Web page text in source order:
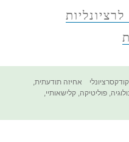
קודקסרציונלי תגיות
אחיזה תודעתית,
,פוליטיקה,קלישאותיי,